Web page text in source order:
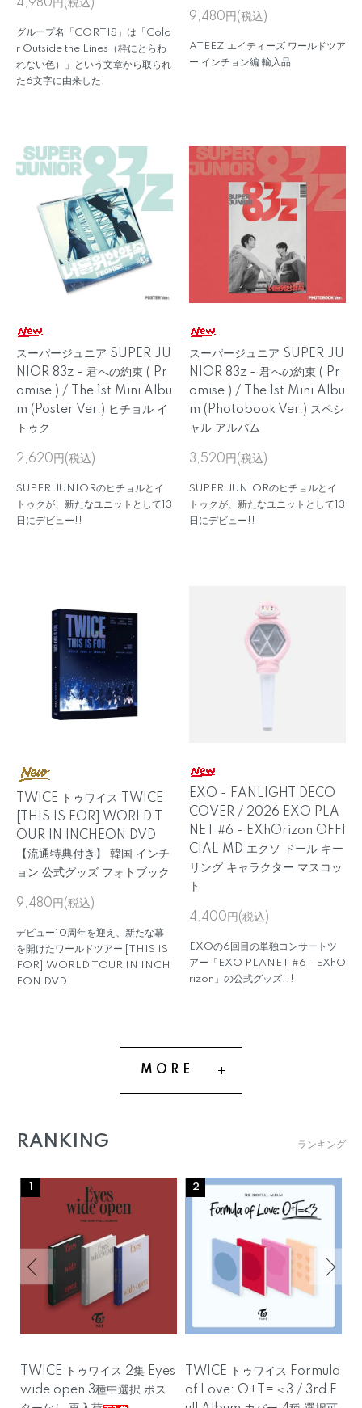
4,980円(税込)
グループ名「CORTIS」は「Colo
r Outside the Lines（枠にとらわ
れない色）」という文章から取られ
た6文字に由来した!
9,480円(税込)
ATEEZ エイティーズ ワールドツア
ー インチョン編 輸入品
スーパージュニア SUPER JU
NIOR 83z - 君への約束 ( Pr
omise ) / The 1st Mini Albu
m (Poster Ver.) ヒチョル イ
トゥク
2,620円(税込)
SUPER JUNIORのヒチョルとイ
トゥクが、新たなユニットとして13
日にデビュー!!
スーパージュニア SUPER JU
NIOR 83z - 君への約束 ( Pr
omise ) / The 1st Mini Albu
m (Photobook Ver.) スペシ
ャル アルバム
3,520円(税込)
SUPER JUNIORのヒチョルとイ
トゥクが、新たなユニットとして13
日にデビュー!!
TWICE トゥワイス TWICE
[THIS IS FOR] WORLD T
OUR IN INCHEON DVD
【流通特典付き】 韓国 インチ
ョン 公式グッズ フォトブック
9,480円(税込)
デビュー10周年を迎え、新たな幕
を開けたワールドツアー [THIS IS
FOR] WORLD TOUR IN INCH
EON DVD
EXO - FANLIGHT DECO
COVER / 2026 EXO PLA
NET #6 - EXhOrizon OFFI
CIAL MD エクソ ドール キー
リング キャラクター マスコッ
ト
4,400円(税込)
EXOの6回目の単独コンサートツ
アー「EXO PLANET #6 - EXhO
rizon」の公式グッズ!!!
MORE
RANKING ランキング
1
TWICE トゥワイス 2集 Eyes
wide open 3種中選択 ポス
2
TWICE トゥワイス Formula
of Love: O+T=＜3 / 3rd F